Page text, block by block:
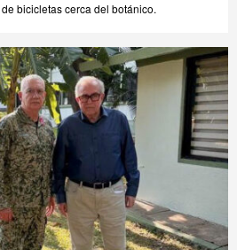
bicicletas cerca del botánico.